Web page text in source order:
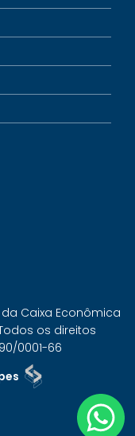
Caixa Econômica
os direitos
0001-66